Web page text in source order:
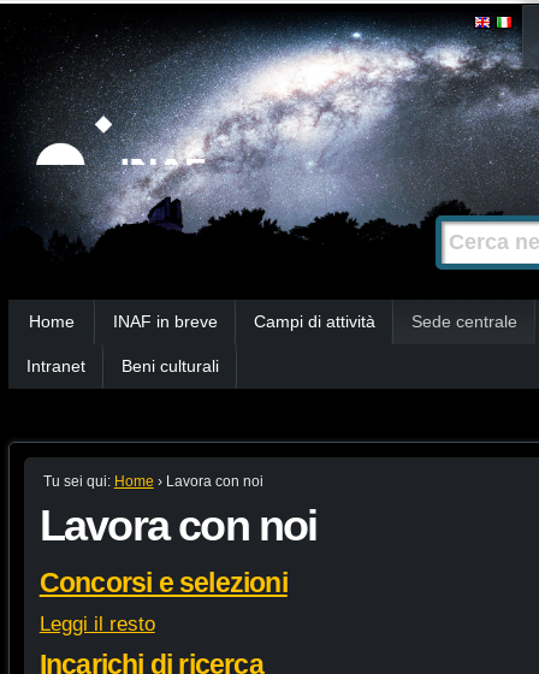
Strumenti
personali
Salta
contenuti.
|
Salta
alla
navigazione
Cerca nel
Ricerca
avanzata…
Home INAF in breve Campi di attività Sede centrale
Intranet Beni culturali
Tu sei qui: Home › Lavora con noi
Lavora con noi
Concorsi e selezioni
Leggi il resto
Incarichi di ricerca